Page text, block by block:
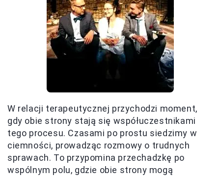
W relacji terapeutycznej przychodzi moment,
gdy obie strony stają się współuczestnikami
tego procesu. Czasami po prostu siedzimy w
ciemności, prowadząc rozmowy o trudnych
sprawach. To przypomina przechadzkę po
wspólnym polu, gdzie obie strony mogą